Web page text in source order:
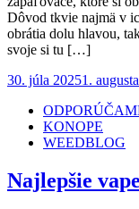
Dôvod tkvie najmä v
obrátia dolu hlavou,
svoje si tu […]
Posted
30. júla 20251.
KONOPE
WEEDBLOG
Najlepšie